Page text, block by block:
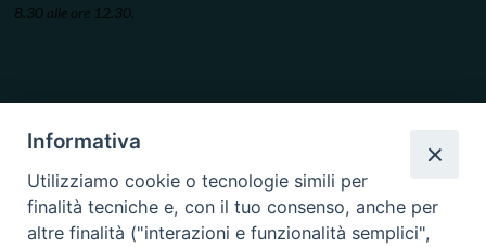
8.30 alle ore 12.30.
Informativa
Utilizziamo cookie o tecnologie simili per
finalità tecniche e, con il tuo consenso, anche per
altre finalità ("interazioni e funzionalità semplici",